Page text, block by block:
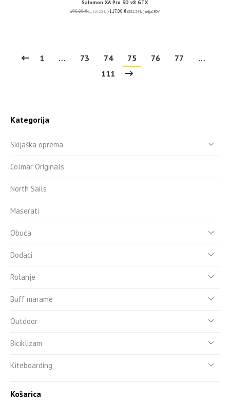
Salomon XA Pro 3D v8 GTX
195.00€ (1,469.23 kn) 117.00 € (881.54 kn) uključ. PDV
1 … 73 74 75 76 77
…
111
Kategorija
Skijaška oprema
Colmar Originals
North Sails
Maserati
Obuća
Dodaci
Rolanje
Buff marame
Outdoor
Biciklizam
Kiteboarding
Košarica